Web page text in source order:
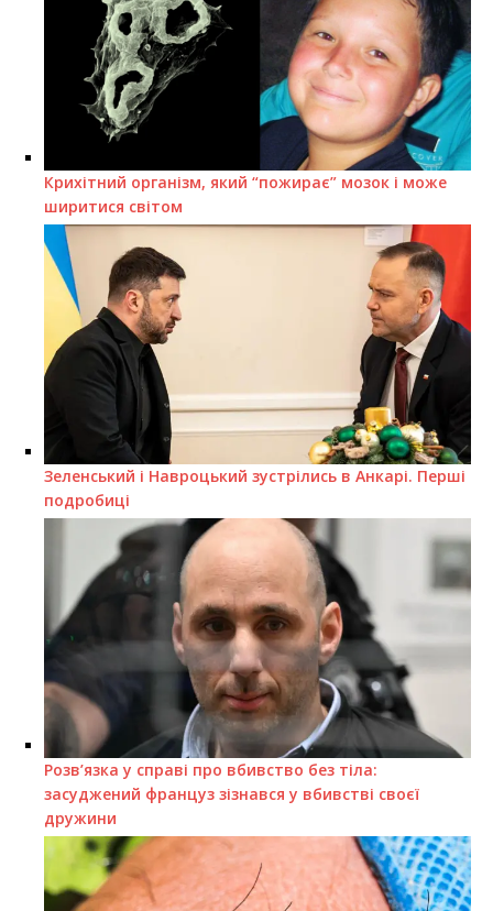
Крихітний організм, який “пожирає” мозок і може
ширитися світом
Зеленський і Навроцький зустрілись в Анкарі. Перші
подробиці
Розв’язка у справі про вбивство без тіла:
засуджений француз зізнався у вбивстві своєї
дружини